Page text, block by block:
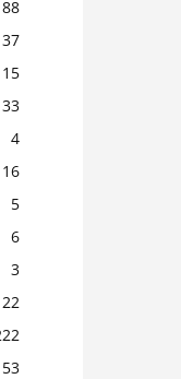
88
37
15
4
16
5
6
3
22
53